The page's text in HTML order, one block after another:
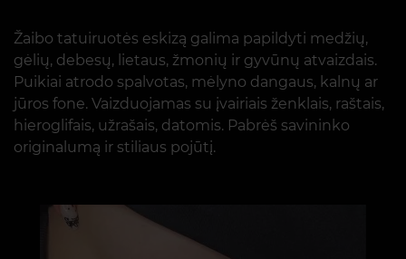
Žaibo tatuiruotės eskizą galima papildyti medžių,
gėlių, debesų, lietaus, žmonių ir gyvūnų atvaizdais.
Puikiai atrodo spalvotas, mėlyno dangaus, kalnų ar
jūros fone. Vaizduojamas su įvairiais ženklais, raštais,
hieroglifais, užrašais, datomis. Pabrėš savininko
originalumą ir stiliaus pojūtį.